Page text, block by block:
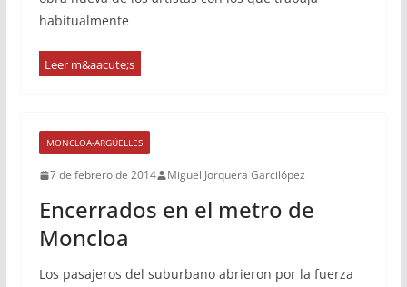
habitualmente
MONCLOA-ARGÜELLES
7 de febrero de 2014 Miguel Jorquera Garcilópez
Encerrados en el metro de
Moncloa
Los pasajeros del suburbano abrieron por la fuerza